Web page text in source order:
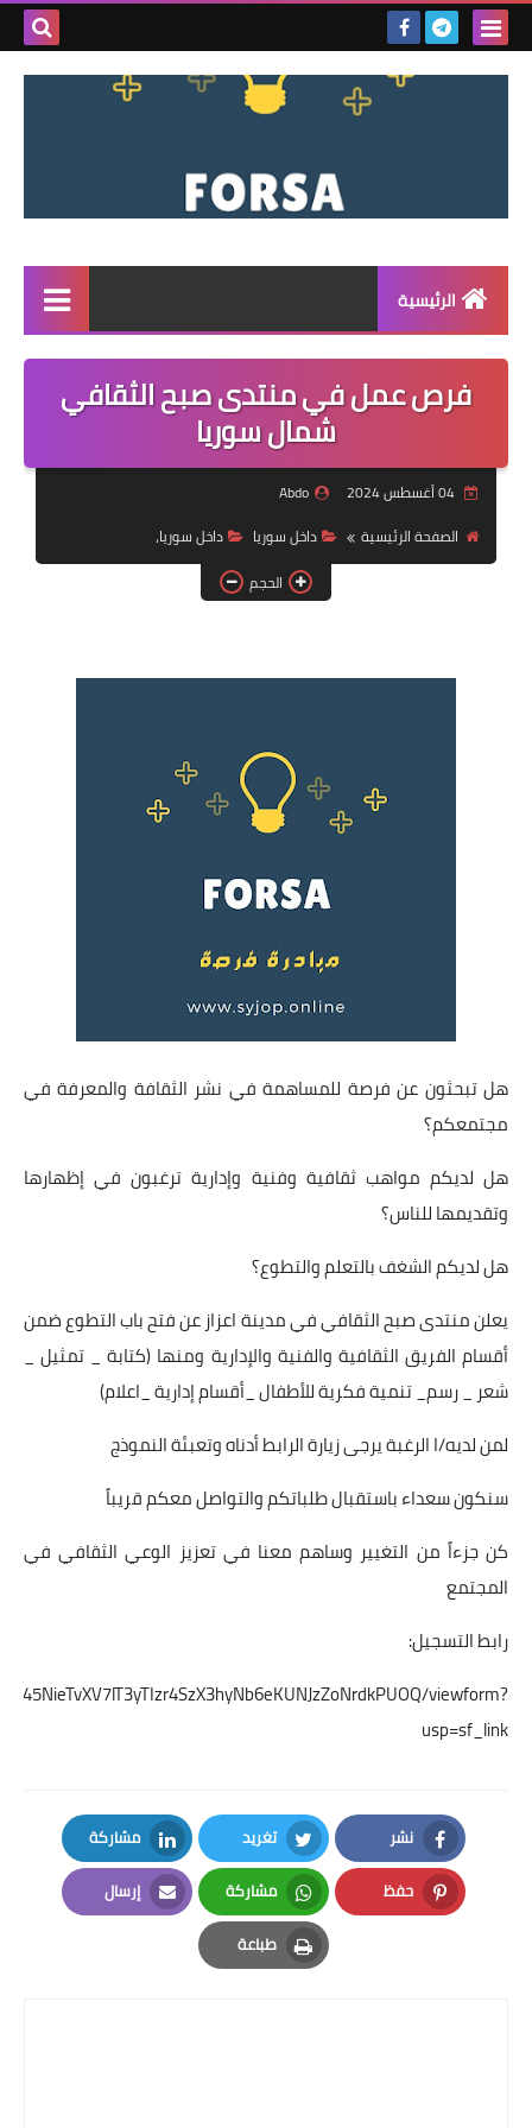
بحث
الرئيسية
القائمة
مناقصات
فرص عمل داخل سوريا
فرص عمل في العراق
فرص عمل في اليمن
فرص عمل في منتدى صبح الثقافي
شمال سوريا
04 أغسطس 2024
Abdo
الصفحة الرئيسية
داخل سوريا
داخل سوريا،
الحجم
هل تبحثون عن فرصة للمساهمة في نشر الثقافة والمعرفة في
مجتمعكم؟
هل لديكم مواهب ثقافية وفنية وإدارية ترغبون في إظهارها
وتقديمها للناس؟
هل لديكم الشغف بالتعلم والتطوع؟
يعلن منتدى صبح الثقافي في مدينة اعزاز عن فتح باب التطوع ضمن
أقسام الفريق الثقافية والفنية والإدارية ومنها (كتابة _ تمثيل _
شعر _ رسم_ تنمية فكرية للأطفال _أقسام إدارية _اعلام)
لمن لديه/ا الرغبة يرجى زيارة الرابط أدناه وتعبئة النموذج
سنكون سعداء باستقبال طلباتكم والتواصل معكم قريباً
كن جزءاً من التغيير وساهم معنا في تعزيز الوعي الثقافي في
المجتمع
رابط التسجيل:
viewform?
usp=sf_link
نشر
Facebook
تغريد
Twitter
مشاركة
LinkedIn
حفظ
Pinterest
مشاركة
Whatsapp
إرسال
Email
طباعة
Print